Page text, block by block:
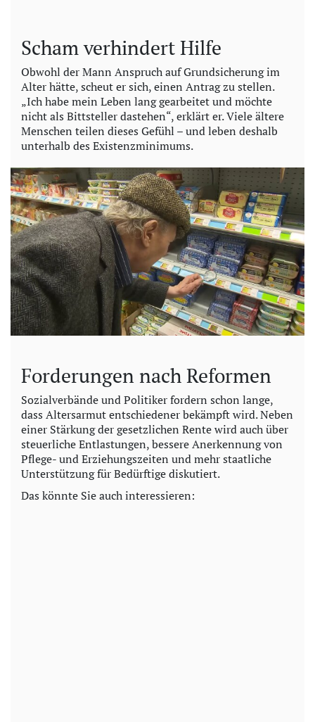
Scham verhindert Hilfe
Obwohl der Mann Anspruch auf Grundsicherung im
Alter hätte, scheut er sich, einen Antrag zu stellen.
„Ich habe mein Leben lang gearbeitet und möchte
nicht als Bittsteller dastehen“, erklärt er. Viele ältere
Menschen teilen dieses Gefühl – und leben deshalb
unterhalb des Existenzminimums.
Forderungen nach Reformen
Sozialverbände und Politiker fordern schon lange,
dass Altersarmut entschiedener bekämpft wird. Neben
einer Stärkung der gesetzlichen Rente wird auch über
steuerliche Entlastungen, bessere Anerkennung von
Pflege- und Erziehungszeiten und mehr staatliche
Unterstützung für Bedürftige diskutiert.
Das könnte Sie auch interessieren: